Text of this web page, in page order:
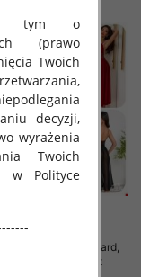
damska Roz Standard,
kolor Paczka 12 szt
w tym o
(prawo
Twoich
decyzji,
wyrażenia
Twoich
w Polityce